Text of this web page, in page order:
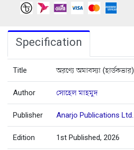
Specification
Title অরণ্যে অমাবস্যা (হার্ডকভার)
Author সোহেল মাহমুদ
Publisher Anarjo Publications Ltd.
Edition 1st Published, 2026